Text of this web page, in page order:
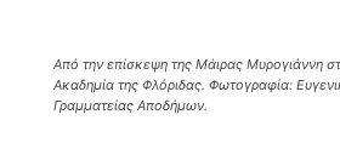
Από την επίσκεψη της Μάιρας Μυρογιάννη
Ακαδημία της Φλόριδας. Φωτογραφία:
Γραμματείας Αποδήμων.